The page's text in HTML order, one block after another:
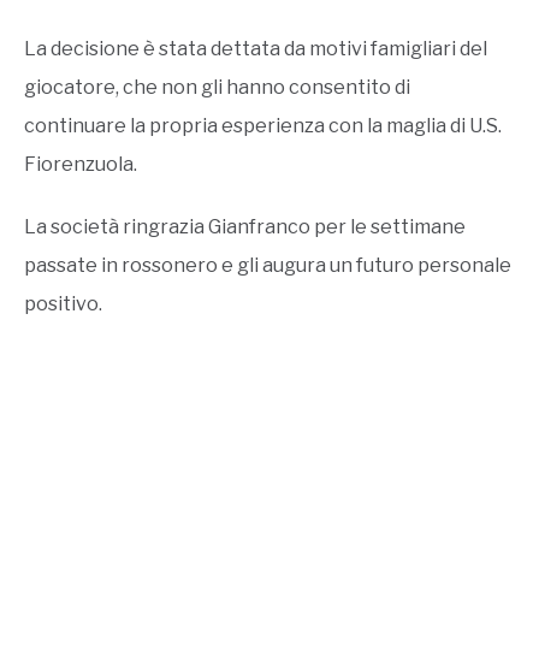
La decisione è stata dettata da motivi famigliari del
giocatore, che non gli hanno consentito di
continuare la propria esperienza con la maglia di U.S.
Fiorenzuola.
La società ringrazia Gianfranco per le settimane
passate in rossonero e gli augura un futuro personale
positivo.